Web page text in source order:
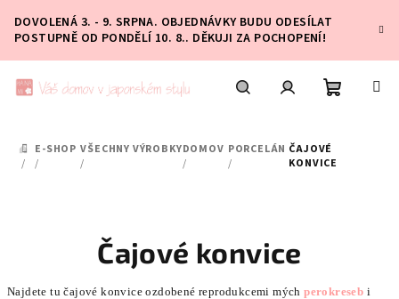
obsah
DOVOLENÁ 3. - 9. SRPNA. OBJEDNÁVKY BUDU ODESÍLAT
POSTUPNĚ OD PONDĚLÍ 10. 8.. DĚKUJI ZA POCHOPENÍ!
košík
DOMŮ
/
E-SHOP
/
VŠECHNY VÝROBKY
/
DOMOV
/
PORCELÁN
/
ČAJOVÉ
KONVICE
Čajové konvice
Najdete tu čajové konvice ozdobené reprodukcemi mýchperokreseb i